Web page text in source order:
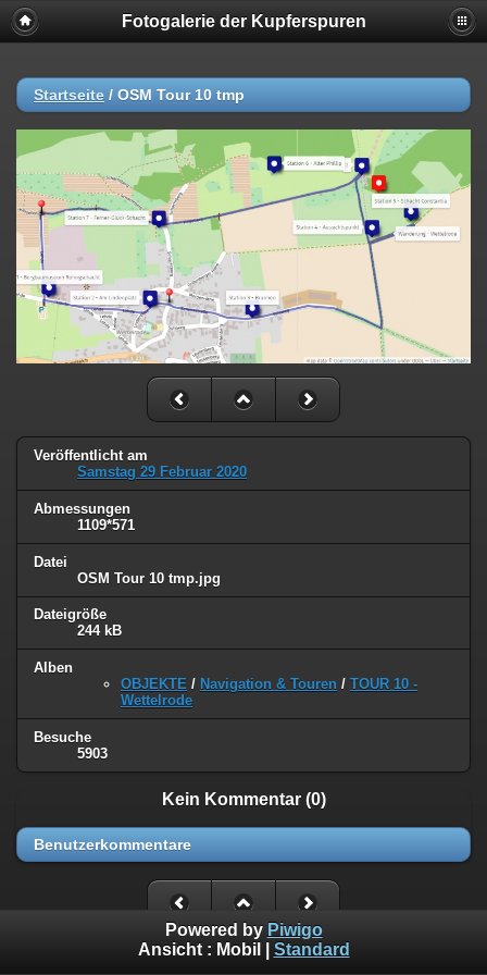
Fotogalerie der Kupferspuren
Startseite / OSM Tour 10 tmp
Veröffentlicht am
Samstag 29 Februar 2020
Abmessungen
1109*571
Datei
OSM Tour 10 tmp.jpg
Dateigröße
244 kB
Alben
OBJEKTE / Navigation & Touren / TOUR 10 -
Wettelrode
Besuche
5903
Kein Kommentar (0)
Benutzerkommentare
Powered by Piwigo
Ansicht : Mobil Standard